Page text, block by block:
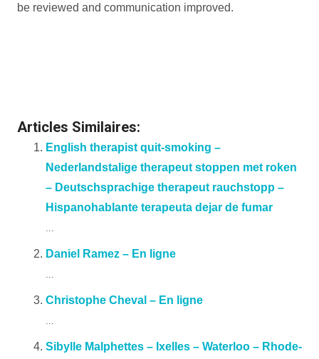
be reviewed and communication improved.
Articles Similaires:
English therapist quit-smoking –
Nederlandstalige therapeut stoppen met roken
– Deutschsprachige therapeut rauchstopp –
Hispanohablante terapeuta dejar de fumar
Daniel Ramez – En ligne
Christophe Cheval – En ligne
Sibylle Malphettes – Ixelles – Waterloo – Rhode-